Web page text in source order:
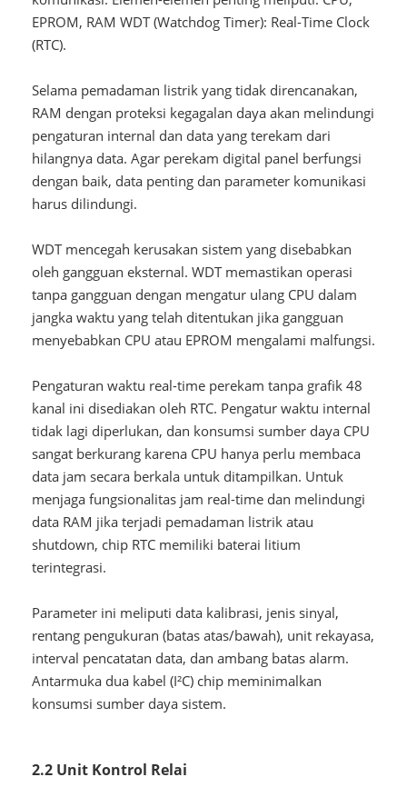
EPROM, RAM WDT (Watchdog Timer): Real-Time Clock
(RTC).
Selama pemadaman listrik yang tidak direncanakan,
RAM dengan proteksi kegagalan daya akan melindungi
pengaturan internal dan data yang terekam dari
hilangnya data. Agar perekam digital panel berfungsi
dengan baik, data penting dan parameter komunikasi
harus dilindungi.
WDT mencegah kerusakan sistem yang disebabkan
oleh gangguan eksternal. WDT memastikan operasi
tanpa gangguan dengan mengatur ulang CPU dalam
jangka waktu yang telah ditentukan jika gangguan
menyebabkan CPU atau EPROM mengalami malfungsi.
Pengaturan waktu real-time perekam tanpa grafik 48
kanal ini disediakan oleh RTC. Pengatur waktu internal
tidak lagi diperlukan, dan konsumsi sumber daya CPU
sangat berkurang karena CPU hanya perlu membaca
data jam secara berkala untuk ditampilkan. Untuk
menjaga fungsionalitas jam real-time dan melindungi
data RAM jika terjadi pemadaman listrik atau
shutdown, chip RTC memiliki baterai litium
terintegrasi.
Parameter ini meliputi data kalibrasi, jenis sinyal,
rentang pengukuran (batas atas/bawah), unit rekayasa,
interval pencatatan data, dan ambang batas alarm.
Antarmuka dua kabel (I²C) chip meminimalkan
konsumsi sumber daya sistem.
2.2 Unit Kontrol Relai